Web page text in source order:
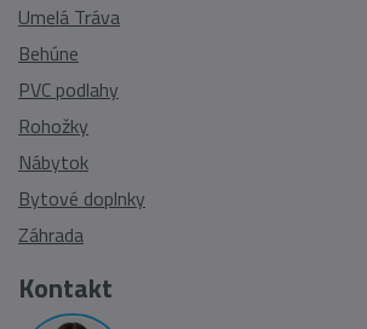
Umelá Tráva
Behúne
PVC podlahy
Rohožky
Nábytok
Bytové doplnky
Záhrada
Kontakt